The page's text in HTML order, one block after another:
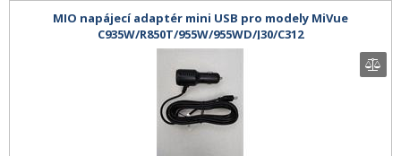
MIO napájecí adaptér mini USB pro modely MiVue
C935W/R850T/955W/955WD/J30/C312